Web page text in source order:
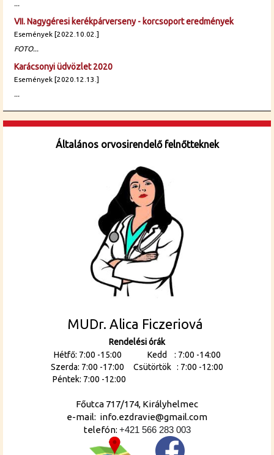
...
VII. Nagygéresi kerékpárverseny - korcsoport eredmények
Események [2022.10.02.]
FOTO...
Karácsonyi üdvözlet 2020
Események [2020.12.13.]
...
Általános orvosirendelő felnőtteknek
MUDr. Alica Ficzeriová
Rendelési órák
Hétfő: 7:00 -15:00 Kedd : 7:00 -14:00
Szerda: 7:00 -17:00 Csütörtök : 7:00 -12:00
Péntek: 7:00 -12:00
Főutca 717/174, Királyhelmec
e-mail: info.ezdravie@gmail.com
telefón: +421 566 283 003